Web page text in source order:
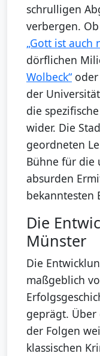
schrulligen
verbergen.
„Gott ist auch
dörflichen
Wolbeck“
der
die
wider. Die
geordneten
Bühne für die
absurden
bekanntesten
Die
Münster
Die
maßgeblich
geprägt. Über
der Folgen
klassischen